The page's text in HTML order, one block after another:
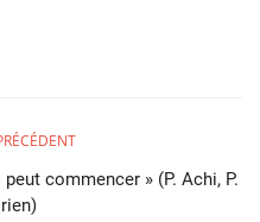
commencer » (P. Achi, P.